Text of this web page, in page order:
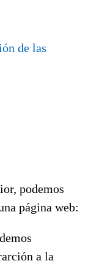
de las
podemos
página web:
a la